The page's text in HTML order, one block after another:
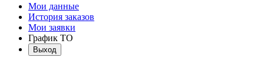
Мои данные
История заказов
Мои заявки
График ТО
Выход